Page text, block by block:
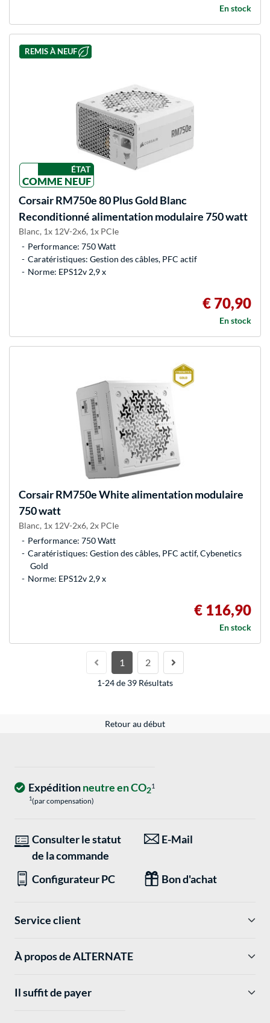
En stock
REMIS À NEUF
ÉTAT
COMME NEUF
CorsairRM750e 80 Plus Gold Blanc
Reconditionné alimentation modulaire 750 watt
Blanc, 1x 12V-2x6, 1x PCIe
Performance: 750 Watt
Caratéristiques: Gestion des câbles, PFC actif
Norme: EPS12v 2,9 x
€ 70,90
En stock
CorsairRM750e White alimentation modulaire
750 watt
Blanc, 1x 12V-2x6, 2x PCIe
Performance: 750 Watt
Caratéristiques: Gestion des câbles, PFC actif, Cybenetics
Gold
Norme: EPS12v 2,9 x
€ 116,90
En stock
1 2
1-24 de 39 Résultats
Retour au début
Expéditionneutre en CO21
1(par compensation)
Consulter le statut
de la commande
E-Mail
Configurateur PC Bon d'achat
Service client
À propos de ALTERNATE
Il suffit de payer